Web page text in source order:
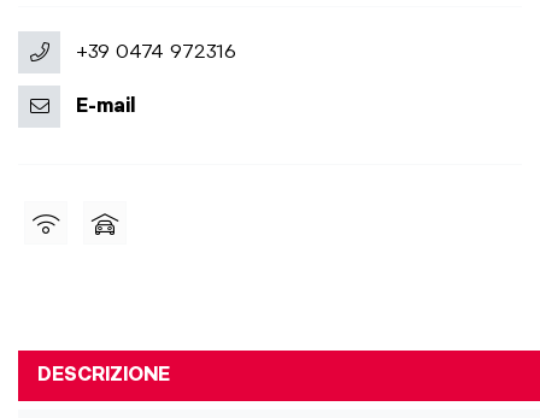
+39 0474 972316
E-mail
DESCRIZIONE